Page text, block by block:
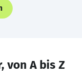
von A bis Z